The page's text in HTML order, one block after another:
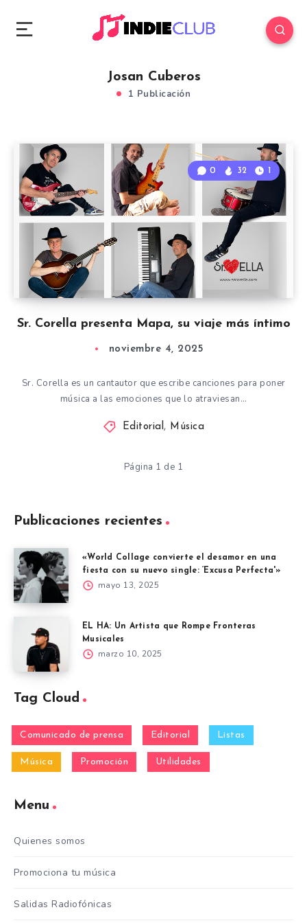
Josan Cuberos
1 Publicación
Sr. Corella presenta Mapa, su viaje más íntimo
0 32 1
noviembre 4, 2025
Sr. Corella es un cantautor que escribe canciones para poner
música a las emociones que lo atraviesan…
Editorial, Música
Página 1 de 1
Publicaciones recientes
«World Collage convierte el desamor en una
fiesta con su nuevo single: ‘Excusa Perfecta'»
mayo 13, 2025
EL HA: Un Artista que Rompe Fronteras
Musicales
marzo 10, 2025
Tag Cloud
Comunicado de prensa Editorial Listas
Música Promoción Utilidades
Menu
Quienes somos
Promociona tu música
Salidas Radiofónicas